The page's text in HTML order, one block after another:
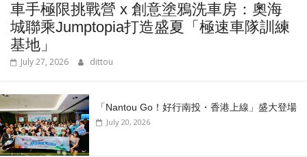
車手極限挑戰營 x 創意塗鴉洗車房：奧海
城聯乘Jumptopia打造盛夏「極速車隊訓練
基地」
July 27, 2026 dittou
「Nantou Go！好行南投・香港上線」盛大登場
July 20, 2026